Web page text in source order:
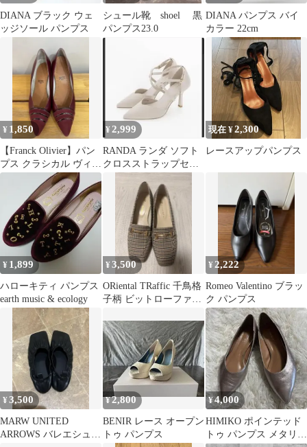
DIANA ブラック ウェ
ッジソール パンプス
シュール靴 shoel 黒
パンプス23.0
DIANA パンプス バイ
カラー 22cm
¥ 1,850
【Franck Olivier】パン
プス クラシカル ヴィン
テージ
¥ 2,999
RANDA ランダ ソフト
クロスストラップセパ
現在 ¥2,300
レースアップパンプス
¥ 1,899
ハローキティ パンプス
earth music & ecology
¥3,500
ORiental TRaffic 千鳥格
子柄 ビットローファー
¥ 2,222
Romeo Valentino ブラッ
ク パンプス
¥3,500
MARW UNITED
ARROWS バレエシュー
¥2,800
BENIR レース オープン
トゥ パンプス
¥4,000
HIMIKO ポインテッド
トゥ パンプス メタリッ